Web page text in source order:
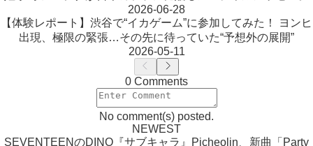
2026-06-28
【体験レポート】渋谷で“イカゲーム”に参加してみた！ ヨンヒ
出現、極限の緊張…その先に待っていた“予想外の展開”
2026-05-11
0 Comments
No comment(s) posted.
NEWEST
SEVENTEENのDINO『サブキャラ』Picheolin、新曲「Party